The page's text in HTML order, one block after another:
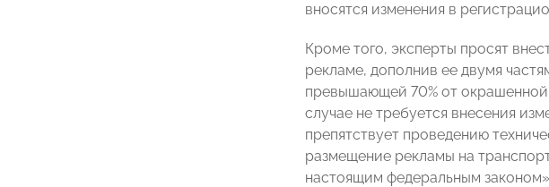
вносятся изменения в
Кроме того, эксперты просят
рекламе, дополнив ее двумя
превышающей 70% от окрашенной
случае не требуется внесения
препятствует проведению
размещение рекламы на
настоящим федеральным